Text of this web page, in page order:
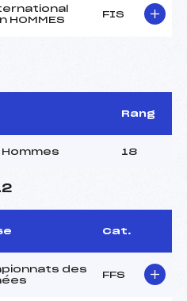
HOMMES
FIS
Rang
18
Cat.
des
FFS